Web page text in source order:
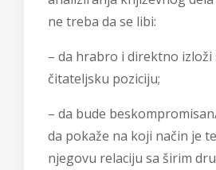
ne treba da se libi:
– da hrabro i direktno izloži
čitateljsku poziciju;
– da bude
da pokaže na koji način je
njegovu relaciju sa širim